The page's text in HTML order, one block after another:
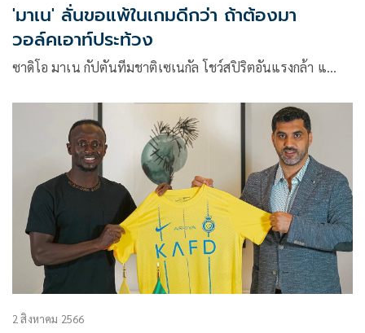
'มาเน' ลั่นขอแพ้ในเกมดีกว่า ถ้าต้องมา
วอล์คเอาท์ประท้วง
ซาดิโอ มาเน กัปตันทีมชาติเซเนกัล โชว์สปิริตอันแรงกล้า แ…
2 สิงหาคม 2566